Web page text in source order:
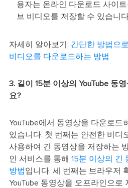
용자는 온라인 다운로드 사이트
브 비디오를 저장할 수 있습니
자세히 알아보기: 간단한 방법으
비디오를 다운로드하는 방법
3. 길이 15분 이상의 YouTube 동
요?
YouTube에서 동영상을 다운로드
있습니다. 첫 번째는 안전한 비디
사용하여 긴 동영상을 저장하는
인 서비스를 통해 15분 이상의 긴
방법입니다. 세 번째는 브라우저
YouTube 동영상을 오프라인으로